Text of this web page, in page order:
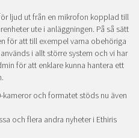
ljud ut från en mikrofon kopplad till
ute i anläggningen. På så sätt
för att till exempel varna obehöriga
i allt större system och vi har
för att enklare kunna hantera ett
och formatet stöds nu även
och flera andra nyheter i Ethiris